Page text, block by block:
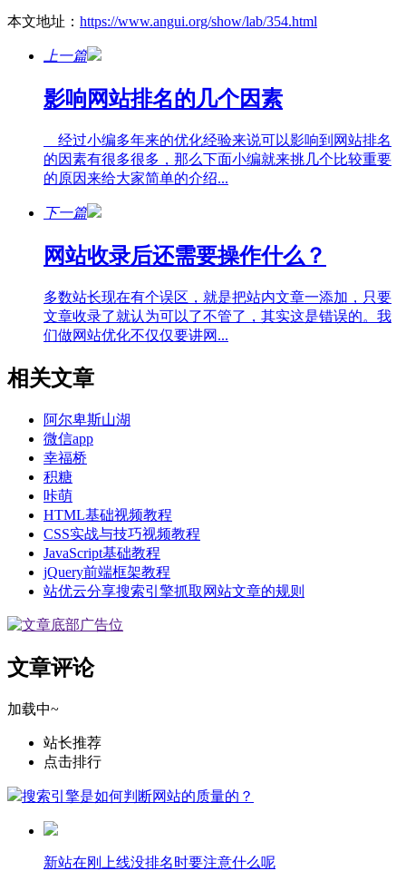
本文地址： https://www.angui.org/show/lab/354.html
上一篇
影响网站排名的几个因素
经过小编多年来的优化经验来说可以影响到网站排名
的因素有很多很多，那么下面小编就来挑几个比较重要
的原因来给大家简单的介绍...
下一篇
网站收录后还需要操作什么？
多数站长现在有个误区，就是把站内文章一添加，只要
文章收录了就认为可以了不管了，其实这是错误的。我
们做网站优化不仅仅要讲网...
相关文章
阿尔卑斯山湖
微信app
幸福桥
积糖
咔萌
HTML基础视频教程
CSS实战与技巧视频教程
JavaScript基础教程
jQuery前端框架教程
站优云分享搜索引擎抓取网站文章的规则
文章评论
加载中~
站长推荐
点击排行
搜索引擎是如何判断网站的质量的？
新站在刚上线没排名时要注意什么呢